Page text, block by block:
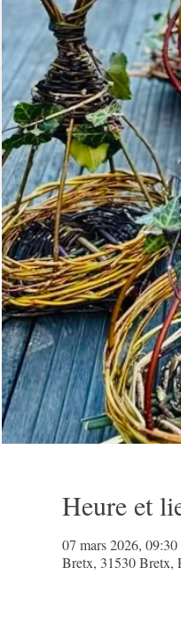
Heure et
07 mars 2026,
Bretx, 31530 Bretx,